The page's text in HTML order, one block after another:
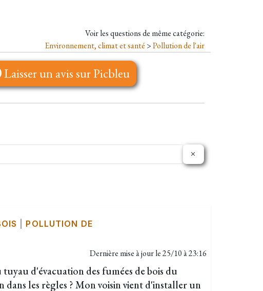
Voir les questions de même catégorie:
Environnement, climat et santé >Pollution de l'air
Laisser un avis sur Picbleu
POLLUTION DE
Dernière mise à jour le25/10 à 23:16
d'évacuation des fumées de bois du
dans les règles ? Mon voisin vient d'installer un